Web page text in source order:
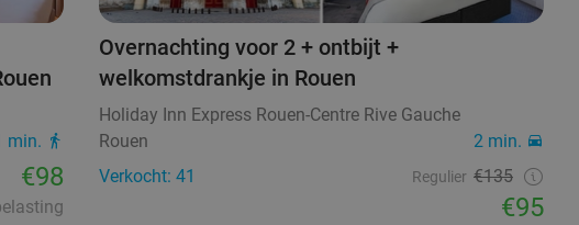
min.
€98
Overnachting voor 2 + ontbijt +
welkomstdrankje in Rouen
Holiday Inn Express Rouen-Centre Rive Gauche
Rouen
2 min.
Verkocht: 41
Regulier €135
€95